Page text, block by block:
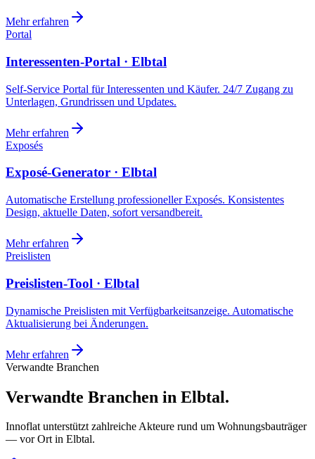
Mehr erfahren
Portal
Interessenten-Portal · Elbtal
Self-Service Portal für Interessenten und Käufer. 24/7 Zugang zu
Unterlagen, Grundrissen und Updates.
Mehr erfahren
Exposés
Exposé-Generator · Elbtal
Automatische Erstellung professioneller Exposés. Konsistentes
Design, aktuelle Daten, sofort versandbereit.
Mehr erfahren
Preislisten
Preislisten-Tool · Elbtal
Dynamische Preislisten mit Verfügbarkeitsanzeige. Automatische
Aktualisierung bei Änderungen.
Mehr erfahren
Verwandte Branchen
Verwandte Branchen in Elbtal.
Innoflat unterstützt zahlreiche Akteure rund um Wohnungsbauträger
— vor Ort in Elbtal.